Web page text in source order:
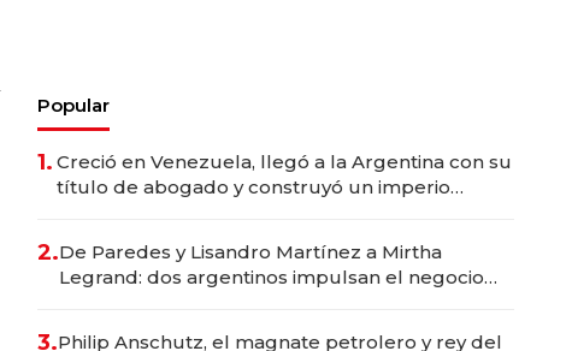
Popular
1. Creció en Venezuela, llegó a la Argentina con su
título de abogado y construyó un imperio
2.De Paredes y Lisandro Martínez a Mirtha
Legrand: dos argentinos impulsan el negocio
3.Philip Anschutz, el magnate petrolero y rey del